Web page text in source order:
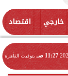
خارجي اقتصاد
11:27 صـ بتوقيت القاهرة